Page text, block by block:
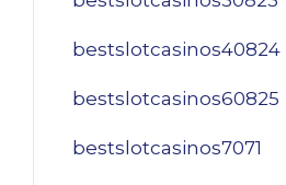
bestslotcasinos40824
bestslotcasinos60825
bestslotcasinos7071